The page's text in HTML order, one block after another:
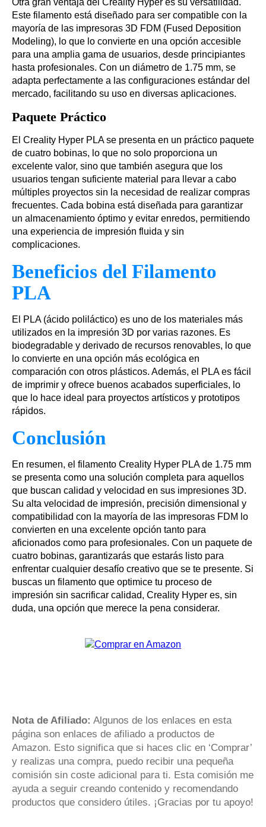
Otra gran ventaja del Creality Hyper es su versatilidad.
Este filamento está diseñado para ser compatible con la
mayoría de las impresoras 3D FDM (Fused Deposition
Modeling), lo que lo convierte en una opción accesible
para una amplia gama de usuarios, desde principiantes
hasta profesionales. Con un diámetro de 1.75 mm, se
adapta perfectamente a las configuraciones estándar del
mercado, facilitando su uso en diversas aplicaciones.
Paquete Práctico
El Creality Hyper PLA se presenta en un práctico paquete
de cuatro bobinas, lo que no solo proporciona un
excelente valor, sino que también asegura que los
usuarios tengan suficiente material para llevar a cabo
múltiples proyectos sin la necesidad de realizar compras
frecuentes. Cada bobina está diseñada para garantizar
un almacenamiento óptimo y evitar enredos, permitiendo
una experiencia de impresión fluida y sin
complicaciones.
Beneficios del Filamento
PLA
El PLA (ácido poliláctico) es uno de los materiales más
utilizados en la impresión 3D por varias razones. Es
biodegradable y derivado de recursos renovables, lo que
lo convierte en una opción más ecológica en
comparación con otros plásticos. Además, el PLA es fácil
de imprimir y ofrece buenos acabados superficiales, lo
que lo hace ideal para proyectos artísticos y prototipos
rápidos.
Conclusión
En resumen, el filamento Creality Hyper PLA de 1.75 mm
se presenta como una solución completa para aquellos
que buscan calidad y velocidad en sus impresiones 3D.
Su alta velocidad de impresión, precisión dimensional y
compatibilidad con la mayoría de las impresoras FDM lo
convierten en una excelente opción tanto para
aficionados como para profesionales. Con un paquete de
cuatro bobinas, garantizarás que estarás listo para
enfrentar cualquier desafío creativo que se te presente. Si
buscas un filamento que optimice tu proceso de
impresión sin sacrificar calidad, Creality Hyper es, sin
duda, una opción que merece la pena considerar.
Nota de Afiliado: Algunos de los enlaces en esta
página son enlaces de afiliado a productos de
Amazon. Esto significa que si haces clic en ‘Comprar’
y realizas una compra, puedo recibir una pequeña
comisión sin coste adicional para ti. Esta comisión me
ayuda a seguir creando contenido y recomendando
productos que considero útiles. ¡Gracias por tu apoyo!